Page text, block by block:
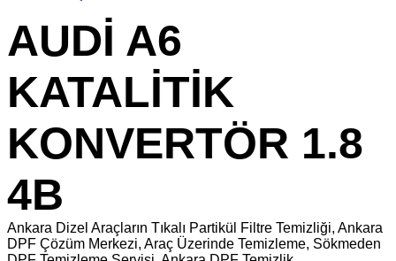
AUDİ A6
KATALİTİK
KONVERTÖR 1.8
4B
Ankara Dizel Araçların Tıkalı Partikül Filtre Temizliği, Ankara
DPF Çözüm Merkezi, Araç Üzerinde Temizleme, Sökmeden